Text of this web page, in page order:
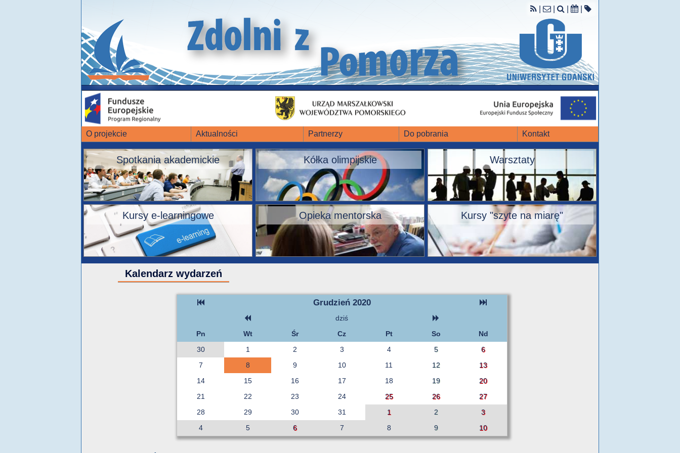
O projekcie Aktualności Partnerzy Do pobrania Kontakt
Spotkania akademickie Kółka olimpijskie Warsztaty
Kursy e-learningowe Opieka mentorska Kursy "szyte na miarę"
Kalendarz wydarzeń
Grudzień 2020
dziś
Pn
Wt Śr Cz Pt So
Nd
30
1 2 3 4 5
6
7
8 9 10 11 12
13
14
15 16 17 18 19
20
21
22 23 24 25 26
27
28
29 30 31 1 2
3
4
5 6 7 8 9 10